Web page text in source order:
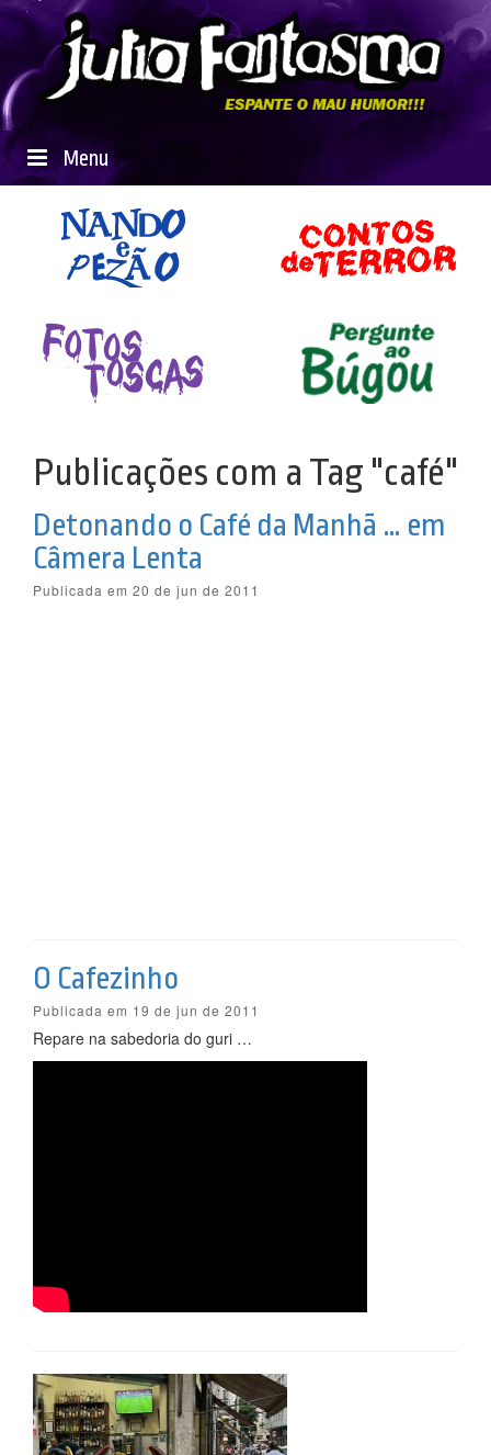
Menu
Publicações com a Tag "café"
Detonando o Café da Manhã … em
Câmera Lenta
Publicada em 20 de jun de 2011
O Cafezinho
Publicada em 19 de jun de 2011
Repare na sabedoria do guri …